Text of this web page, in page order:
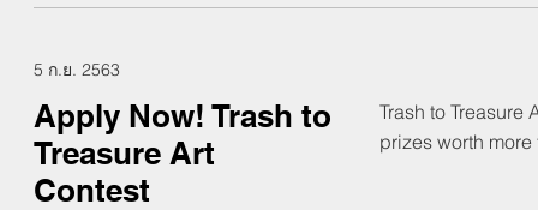
5 ก.ย. 2563
Apply Now! Trash to
Treasure Art
Contest
Trash to Treasure
prizes worth